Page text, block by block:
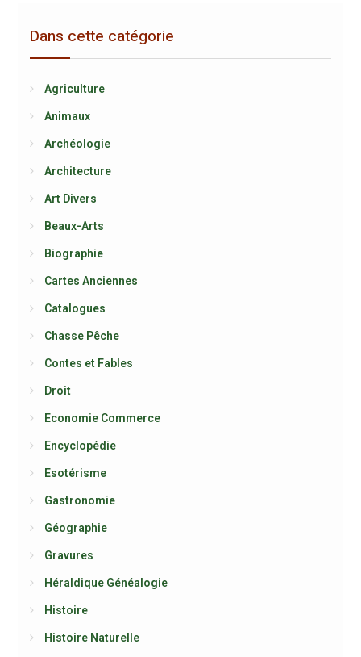
Dans cette catégorie
Agriculture
Animaux
Archéologie
Architecture
Art Divers
Beaux-Arts
Biographie
Cartes Anciennes
Catalogues
Chasse Pêche
Contes et Fables
Droit
Economie Commerce
Encyclopédie
Esotérisme
Gastronomie
Géographie
Gravures
Héraldique Généalogie
Histoire
Histoire Naturelle